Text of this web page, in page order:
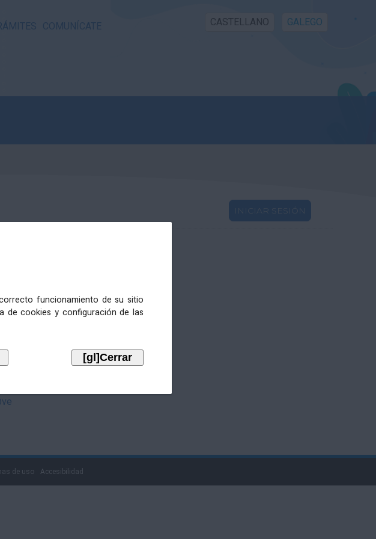
COMUNÍCATE CASTELLANO GALEGO
funcionamiento de su sitio
de cookies y configuración de las
INICIAR SESIÓN
de uso Accesibilidad